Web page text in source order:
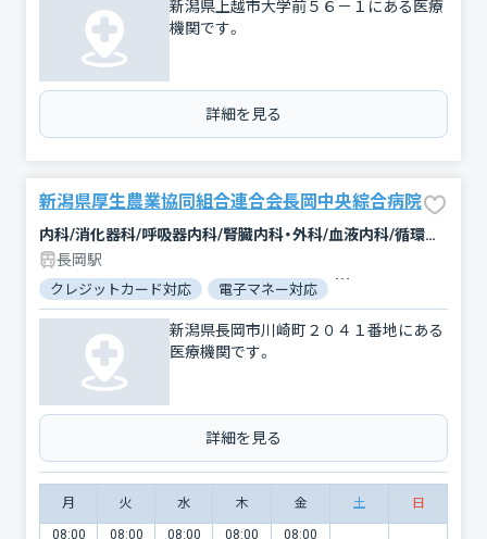
新潟県上越市大学前５６－１にある医療
機関です。
詳細を見る
新潟県厚生農業協同組合連合会長岡中央綜合病院
内科/消化器科/呼吸器内科/腎臓内科・外科/血液内科/循環器科/腫瘍内科・外科/神経内科/小児科/外科/整形外科/リウマチ科/形成外科/脳神経外科/呼吸器外科/心臓血管外科/皮膚科/泌尿器科/産婦人科/眼科/耳鼻咽喉科/精神科・神経科/心療内科/放射線科/臨床検査・病理診断/リハビリテーション/麻酔科/救急科/歯科口腔外科
長岡駅
クレジットカード対応 電子マネー対応
新潟県長岡市川崎町２０４１番地にある
医療機関です。
詳細を見る
月 火 水 木 金 土 日
08:00
08:00
08:00
08:00
08:00